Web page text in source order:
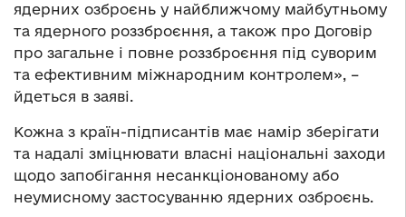
ядерних озброєнь у найближчому майбутньому
та ядерного роззброєння, а також про Договір
про загальне і повне роззброєння під суворим
та ефективним міжнародним контролем», –
йдеться в заяві.
Кожна з країн-підписантів має намір зберігати
та надалі зміцнювати власні національні заходи
щодо запобігання несанкціонованому або
неумисному застосуванню ядерних озброєнь.